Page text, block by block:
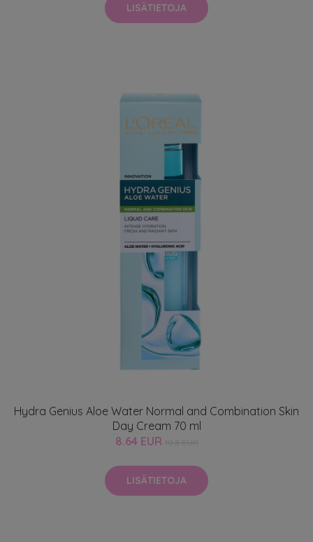
LISÄTIETOJA
Hydra Genius Aloe Water Normal and Combination Skin
Day Cream 70 ml
8.64 EUR
LISÄTIETOJA